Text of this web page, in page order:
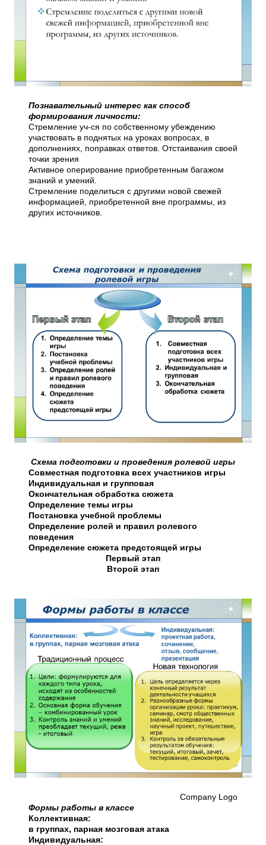
Познавательный интерес как способ
формирования личности:
Стремление уч-ся по собственному убеждению
участвовать в поднятых на уроках вопросах, в
дополнениях, поправках ответов. Отстаивания своей
точки зрения
Активное оперирование приобретенным багажом
знаний и умений.
Стремление поделиться с другими новой свежей
информацией, приобретенной вне программы, из
других источников.
Схема подготовки и проведения ролевой игры
Совместная подготовка всех участников игры
Индивидуальная и групповая
Окончательная обработка сюжета
Определение темы игры
Постановка учебной проблемы
Определение ролей и правил ролевого
поведения
Определение сюжета предстоящей игры
Первый этап
Второй этап
Company Logo
Формы работы в классе
Коллективная:
в группах, парная мозговая атака
Индивидуальная: